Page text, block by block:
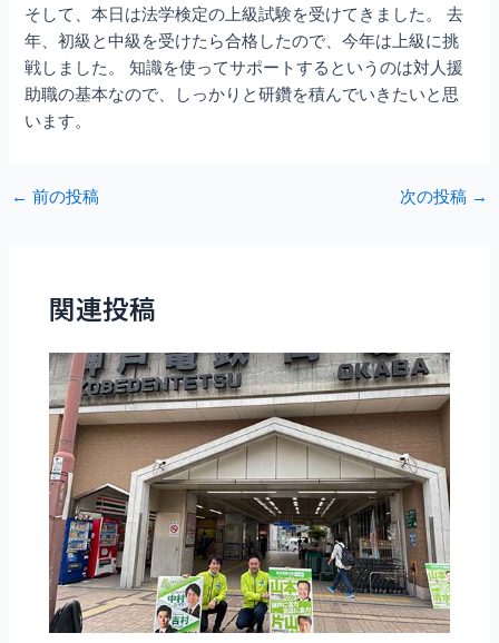
そして、本日は法学検定の上級試験を受けてきました。 去
年、初級と中級を受けたら合格したので、今年は上級に挑
戦しました。 知識を使ってサポートするというのは対人援
助職の基本なので、しっかりと研鑽を積んでいきたいと思
います。
Post
← 前の投稿 次の投稿 →
関連投稿